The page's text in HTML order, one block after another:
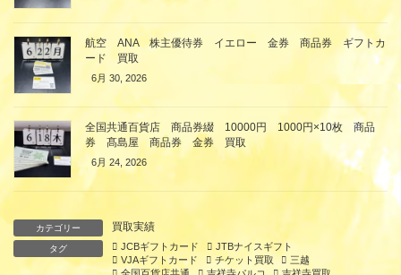
航空 ANA 株主優待券 イエロー 金券 商品券 ギフトカ
ード 買取
6月 30, 2026
全国共通百貨店 商品券綴 10000円 1000円×10枚 商品
券 髙島屋 商品券 金券 買取
6月 24, 2026
カテゴリー 買取実績
タグ JCBギフトカード
JTBナイスギフト
VJAギフトカード
チケット買取
三越